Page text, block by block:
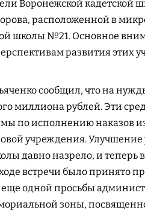
Воронежской кадетской
расположенной в
школы №21. Основное
развития этих
сообщил, что на
миллиона рублей. Эти
по исполнению наказов
учреждения.
давно назрело, и теперь
встречи было принято
одной просьбы
зоны,